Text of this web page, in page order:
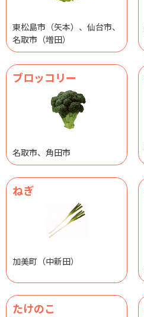
東松島市（矢本）、仙台市、
名取市（増田）
ブロッコリー
名取市、角田市
ねぎ
加美町（中新田）
たけのこ